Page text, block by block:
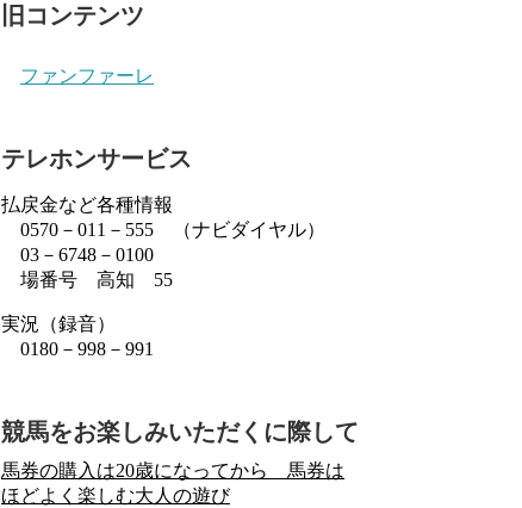
旧コンテンツ
ファンファーレ
テレホンサービス
払戻金など各種情報
0570－011－555 （ナビダイヤル）
03－6748－0100
場番号 高知 55
実況（録音）
0180－998－991
競馬をお楽しみいただくに際して
馬券の購入は20歳になってから 馬券は
ほどよく楽しむ大人の遊び